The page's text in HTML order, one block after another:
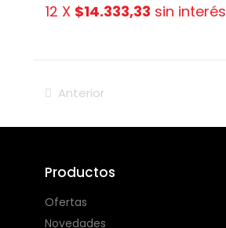
12 X $14.333,33 sin interés
Anterior
Productos
Ofertas
Novedades